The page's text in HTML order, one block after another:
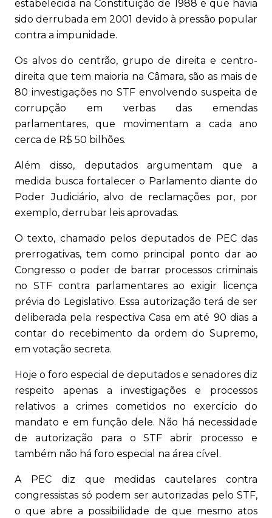
estabelecida na Constituição de 1988 e que havia
sido derrubada em 2001 devido à pressão popular
contra a impunidade.
Os alvos do centrão, grupo de direita e centro-
direita que tem maioria na Câmara, são as mais de
80 investigações no STF envolvendo suspeita de
corrupção em verbas das emendas
parlamentares, que movimentam a cada ano
cerca de R$ 50 bilhões.
Além disso, deputados argumentam que a
medida busca fortalecer o Parlamento diante do
Poder Judiciário, alvo de reclamações por, por
exemplo, derrubar leis aprovadas.
O texto, chamado pelos deputados de PEC das
prerrogativas, tem como principal ponto dar ao
Congresso o poder de barrar processos criminais
no STF contra parlamentares ao exigir licença
prévia do Legislativo. Essa autorização terá de ser
deliberada pela respectiva Casa em até 90 dias a
contar do recebimento da ordem do Supremo,
em votação secreta.
Hoje o foro especial de deputados e senadores diz
respeito apenas a investigações e processos
relativos a crimes cometidos no exercício do
mandato e em função dele. Não há necessidade
de autorização para o STF abrir processo e
também não há foro especial na área cível.
A PEC diz que medidas cautelares contra
congressistas só podem ser autorizadas pelo STF,
o que abre a possibilidade de que mesmo atos